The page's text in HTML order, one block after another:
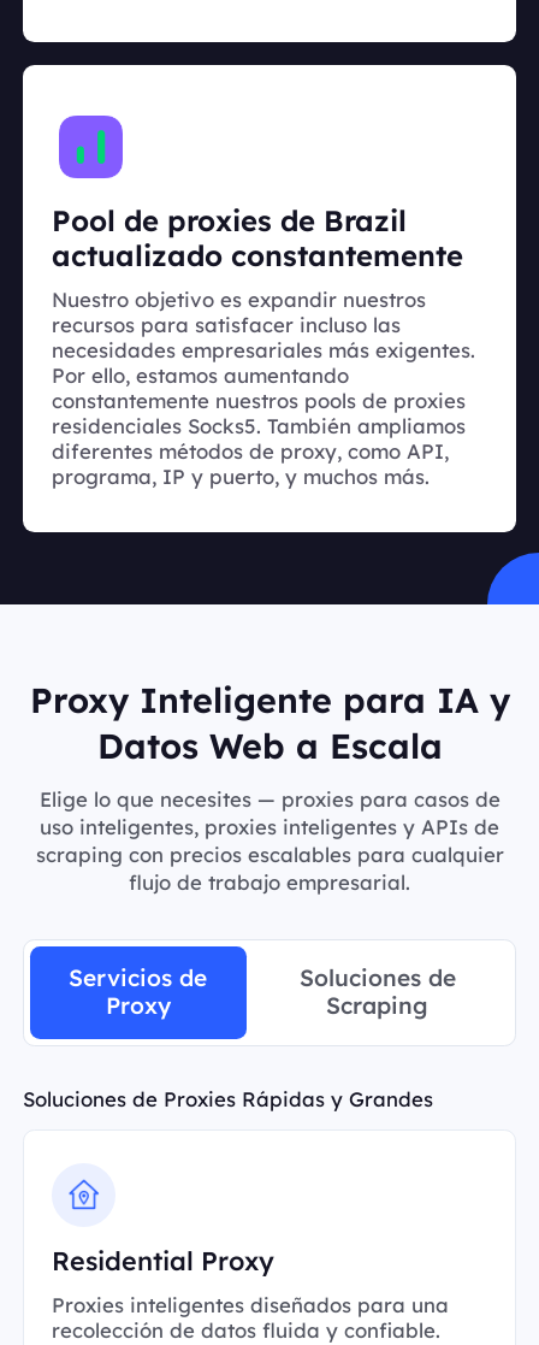
Pool de proxies de Brazil
actualizado constantemente
Nuestro objetivo es expandir nuestros
recursos para satisfacer incluso las
necesidades empresariales más exigentes.
Por ello, estamos aumentando
constantemente nuestros pools de proxies
residenciales Socks5. También ampliamos
diferentes métodos de proxy, como API,
programa, IP y puerto, y muchos más.
Proxy Inteligente para IA y
Datos Web a Escala
Elige lo que necesites — proxies para casos de
uso inteligentes, proxies inteligentes y APIs de
scraping con precios escalables para cualquier
flujo de trabajo empresarial.
Servicios de
Proxy
Soluciones de
Scraping
Soluciones de Proxies Rápidas y Grandes
Residential Proxy
Proxies inteligentes diseñados para una
recolección de datos fluida y confiable.